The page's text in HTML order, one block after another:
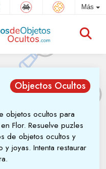
Más
Objectos Ocultos
objetos ocultos para
Flor. Resuelve puzles
de objetos ocultos y
joyas. Intenta restaurar